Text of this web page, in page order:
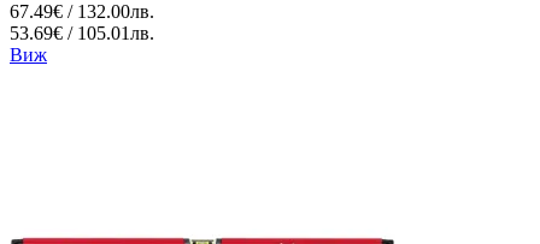
67.49€ / 132.00лв.
53.69€ / 105.01лв.
Виж